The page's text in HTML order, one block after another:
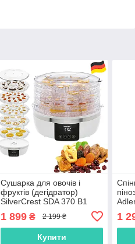
Сушарка для овочів і
фруктів (дегідратор)
SilverCrest SDA 370 B1
(370 Вт, 5 рівнів, таймер
48 год, дисплей,
Німеччина)
1 899₴ 2 199 ₴
Купити
1